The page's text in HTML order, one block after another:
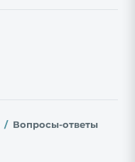
Вопросы-ответы